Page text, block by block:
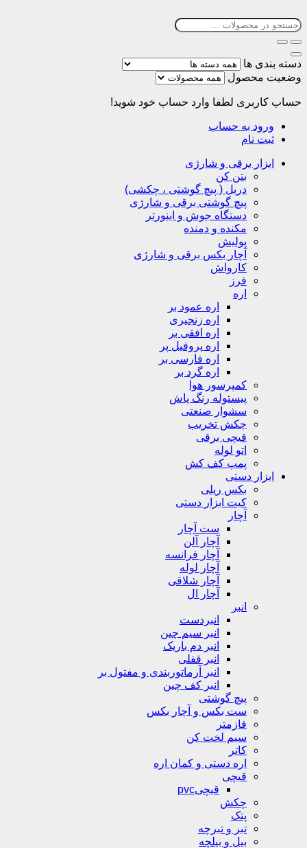
دسته بندی ها
وضعیت محصول
حساب کاربری لطفا وارد حساب خود شوید!
ورود به حساب
ثبت نام
ابزار برقی و شارژی
بتن کن
دریل ( پیچ گوشتی ، چکشی)
پیچ گوشتی برقی و شارژی
دستگاه جوش و اینورتر
مکنده و دمنده
پولیش
آچار بکس برقی و شارژی
کارواش
فرز
اره
اره عمود بر
اره زنجیری
اره افقی بر
اره پروفیل پر
اره فارسی بر
اره گرد بر
کمپرسور هوا
پیستوله رنگ پاش
سشوار صنعتی
چکش تخریب
قیچی برقی
اتو لوله
پمپ کف کش
ابزار دستی
بکس ریلی
کیت ابزار دستی
آچار
ست آچار
آچار آلن
آچار فرانسه
آچار لوله
آچار شلاقی
آچار ال
انبر
انبردست
انبر سیم چین
انبر دم باریک
انبر قفلی
انبر آرماتوربندی و مفتول بر
انبر کف چین
پیچ گوشتی
ست بکس و آچار بکس
فازمتر
سیم لخت کن
کاتر
اره دستی و کمان اره
قیچی
قیچیpvc
چکش
پتک
تبر و تبرچه
بیل و بیلچه